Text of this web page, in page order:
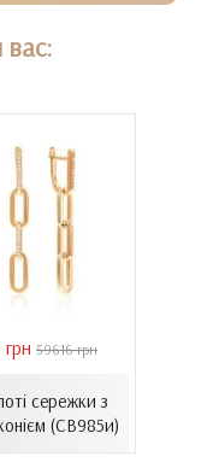
вас:
грн 59616 грн
сережки з
(СВ985и)